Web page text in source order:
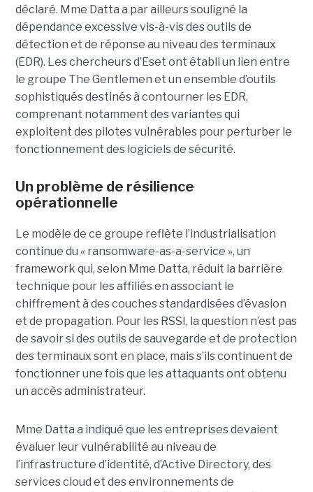
déclaré. Mme Datta a par ailleurs souligné la
dépendance excessive vis-à-vis des outils de
détection et de réponse au niveau des terminaux
(EDR). Les chercheurs d’Eset ont établi un lien entre
le groupe The Gentlemen et un ensemble d’outils
sophistiqués destinés à contourner les EDR,
comprenant notamment des variantes qui
exploitent des pilotes vulnérables pour perturber le
fonctionnement des logiciels de sécurité.
Un problème de résilience
opérationnelle
Le modèle de ce groupe reflète l’industrialisation
continue du « ransomware-as-a-service », un
framework qui, selon Mme Datta, réduit la barrière
technique pour les affiliés en associant le
chiffrement à des couches standardisées d’évasion
et de propagation. Pour les RSSI, la question n’est pas
de savoir si des outils de sauvegarde et de protection
des terminaux sont en place, mais s’ils continuent de
fonctionner une fois que les attaquants ont obtenu
un accès administrateur.
Mme Datta a indiqué que les entreprises devaient
évaluer leur vulnérabilité au niveau de
l’infrastructure d’identité, d’Active Directory, des
services cloud et des environnements de